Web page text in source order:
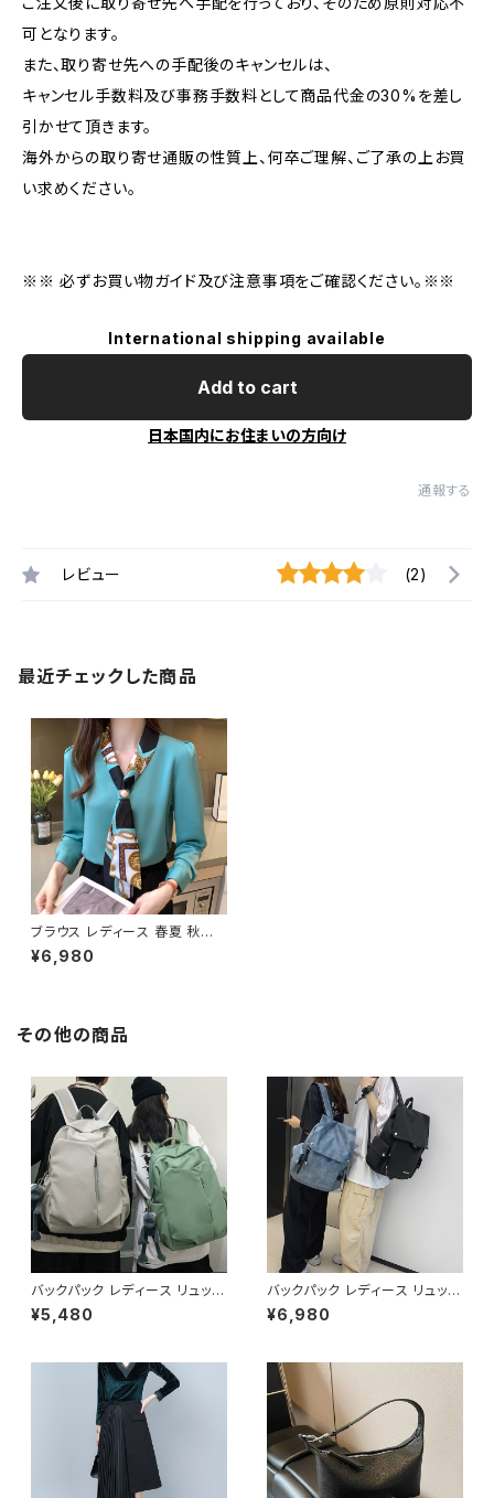
可となります。
また、取り寄せ先への手配後のキャンセルは、
キャンセル手数料及び事務手数料として商品代金の30%を差し
引かせて頂きます。
海外からの取り寄せ通販の性質上、何卒ご理解、ご了承の上お買
い求めください。
※※ 必ずお買い物ガイド及び注意事項をご確認ください。※※
International shipping available
Add to cart
日本国内にお住まいの方向け
通報する
レビュー (2)
最近チェックした商品
ブラウス レディース 春夏 秋冬
春 夏 秋 冬 白 ボウタイ シスカ
ーフボウタイ ャツ トップス スカ
シャツ チュニックブラウス ホワ
イト グリーン オフィスカジュア
り ブラウスシャツ シンプル 長袖
シャツ ブラウスシャツ シャツブ
ラウス オフィス カジュアル OL
上品 大人 S M L XL 2XL 20代
30代 40代 50代 C-TSS006
5
¥6,980
その他の商品
バックパック レディース リュック
春夏 秋冬 春 夏 秋 冬 黒 バッグ
大容量 リュックサック かばん ロ
中学生 男の子 女の子 A4 B4
シンプル バッグパック バック ロ
ゴ ブラック アイボリー ピンク ラ
イトグリーン グレー バッグパッ
ク 学校 カレッジコーデ カジュ
アル デイリー お出かけ K-B00
¥5,480
バックパック レディース リュック
春夏 秋冬 春 夏 秋 冬 黒 白 バ
ッグ 大容量 リュックサック かば
高校生 中学生 男の子 女の子 A
4 B4 シンプル バッグパック バッ
ク ロゴ ブラック ホワイト ブル
ー グレー フェイクレザー PU
撥水 防水 キャンプ リュック バッ
グパック 学校 カレッジコーデ カ
ジュアル デイリー お出かけ K-
B0041
¥6,980